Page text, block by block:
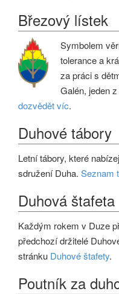
Březový lístek
Symbolem
tolerance a
za práci s
Galén, jeden
dozvědět víc.
Duhové tábory
Letní tábory, které
sdružení Duha. Seznam
Duhová štafeta
Každým rokem v Duze
předchozí držitelé
stránku Duhové štafety.
Poutník za